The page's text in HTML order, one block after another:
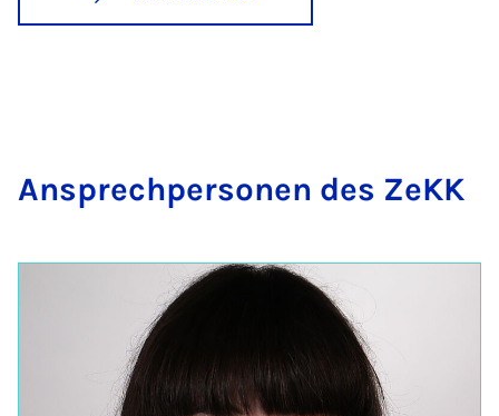
An­sprech­per­so­nen des ZeKK